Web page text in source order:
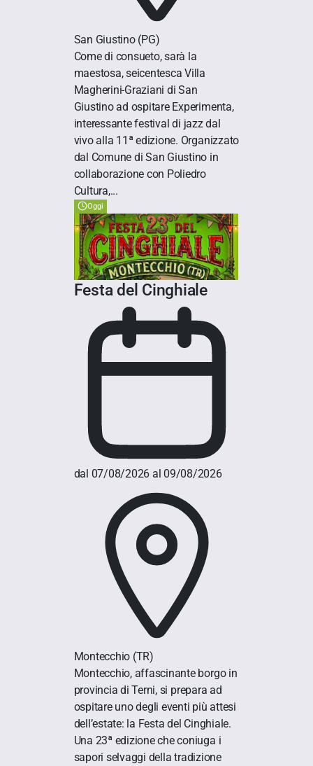
San Giustino (PG)
Come di consueto, sarà la
maestosa, seicentesca Villa
Magherini-Graziani di San
Giustino ad ospitare Experimenta,
interessante festival di jazz dal
vivo alla 11ª edizione. Organizzato
dal Comune di San Giustino in
collaborazione con Poliedro
Cultura,...
Oggi
Festa del Cinghiale
dal 07/08/2026 al 09/08/2026
Montecchio (TR)
Montecchio, affascinante borgo in
provincia di Terni, si prepara ad
ospitare uno degli eventi più attesi
dell’estate: la Festa del Cinghiale.
Una 23ª edizione che coniuga i
sapori selvaggi della tradizione